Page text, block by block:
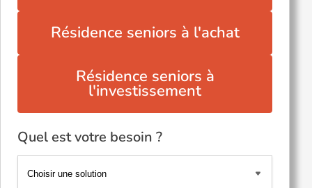
Résidence seniors à l'achat
Résidence seniors à
l'investissement
Quel est votre besoin ?